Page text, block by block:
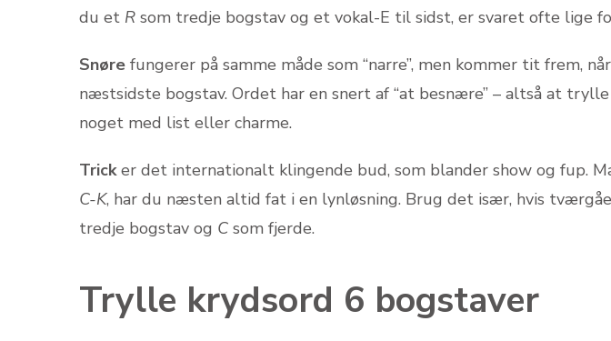
du et R som tredje bogstav og et vokal-E til sidst, er svaret ofte lige
Snøre fungerer på samme måde som “narre”, men kommer tit frem,
næstsidste bogstav. Ordet har en snert af “at besnære” – altså at
noget med list eller charme.
Tricker det internationalt klingende bud, som blander show og fup.
C-K, har du næsten altid fat i en lyn­løsning. Brug det især, hvis
tredje bogstav og C som fjerde.
Trylle krydsord 6 bogstaver